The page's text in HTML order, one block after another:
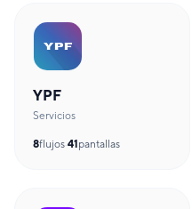
YPF
Servicios
8flujos·41 pantallas